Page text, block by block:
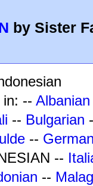
by Sister
in: -- Albanian
-- Bulgarian
--
--
--